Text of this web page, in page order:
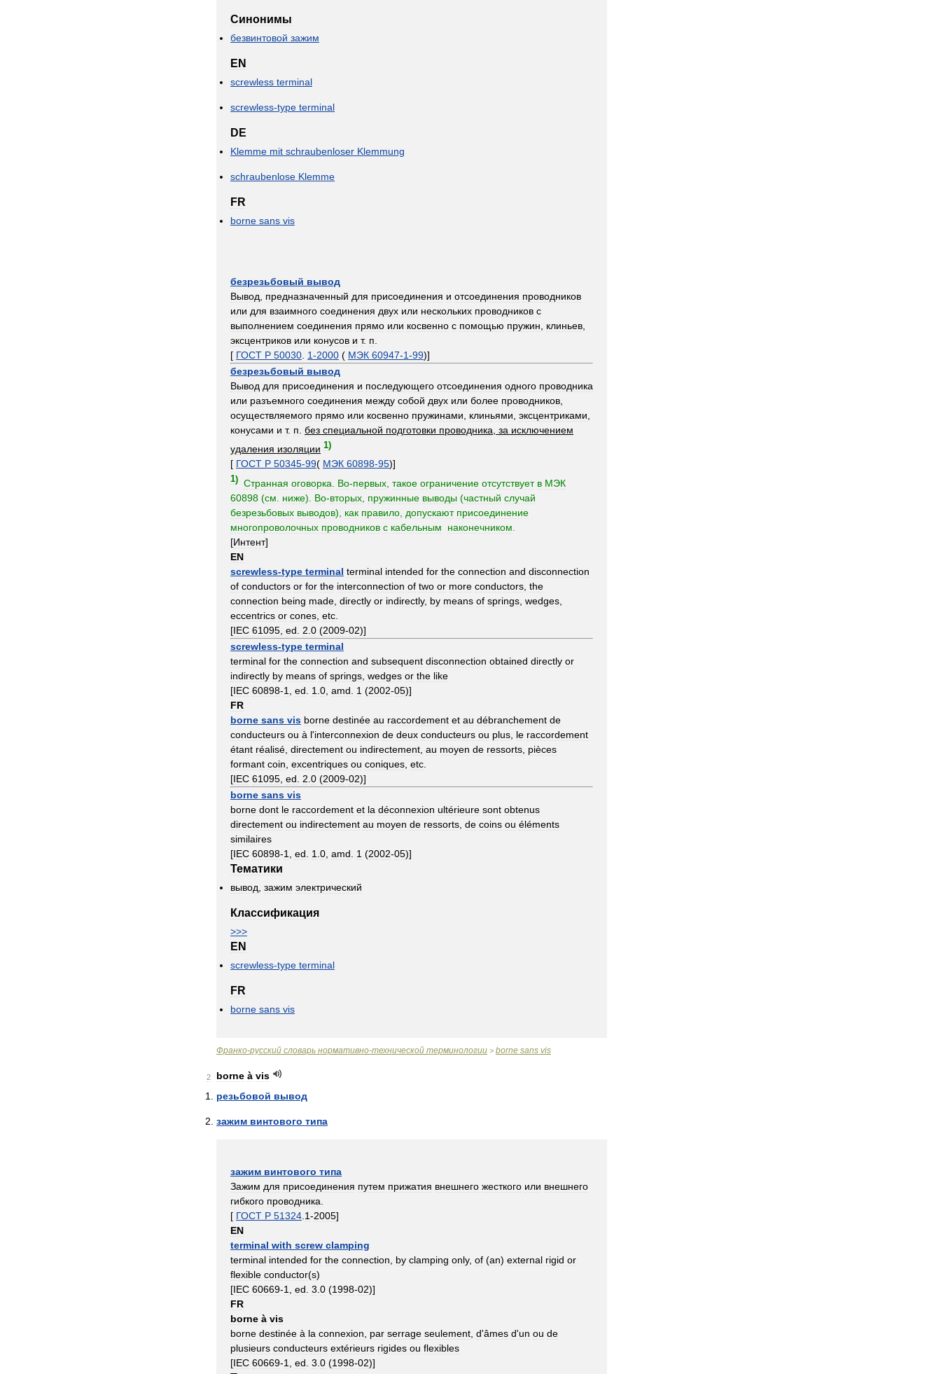
Синонимы
безвинтовой зажим
EN
screwless terminal
screwless-type terminal
DE
Klemme mit schraubenloser Klemmung
schraubenlose Klemme
FR
borne sans vis
безрезьбовый вывод
Вывод
предназначенный для присоединения и отсоединения проводников
или для взаимного соединения двух или нескольких проводников с
выполнением соединения прямо или косвенно с помощью пружин клиньев
эксцентриков или конусов и т. п
[ ГОСТ Р 50030 1-2000 ( МЭК 60947-1-99)]
безрезьбовый вывод
Вывод для присоединения и последующего отсоединения одного проводника
или разъемного соединения между собой двух или более проводников
осуществляемого прямо или косвенно пружинами клиньями эксцентриками
конусами и т. п без специальной подготовки проводника за исключением
удаления изоляции 1)
[ ГОСТ Р 50345-99( МЭК 60898-95)]
1) Странная оговорка Во-первых такое ограничение отсутствует в МЭК
60898 (см ниже). Во-вторых пружинные выводы (частный случай
безрезьбовых выводов), как правило допускают присоединение
многопроволочных проводников с кабельным наконечником
[Интент]
EN
screwless-type terminal terminal intended for the connection and disconnection
of conductors or for the interconnection of two or more conductors the
connection being made directly or indirectly, by means of springs wedges
eccentrics or cones etc
[IEC 61095 ed 2 0 (2009-02)]
screwless-type terminal
terminal for the connection and subsequent disconnection obtained directly or
indirectly by means of springs wedges or the like
[IEC 60898-1 ed 1 0 amd 1 (2002-05)]
FR
borne sans vis borne destinée au raccordement et au débranchement de
conducteurs ou à l'interconnexion de deux conducteurs ou plus le raccordement
étant réalisé directement ou indirectement au moyen de ressorts pièces
formant coin excentriques ou coniques etc
[IEC 61095 ed 2 0 (2009-02)]
borne sans vis
borne dont le raccordement et la déconnexion ultérieure sont obtenus
directement ou indirectement au moyen de ressorts de coins ou éléments
similaires
[IEC 60898-1 ed 1 0 amd 1 (2002-05)]
Тематики
вывод зажим электрический
Классификация
>>>
EN
screwless-type terminal
FR
borne sans vis
Франко-русский словарь нормативно-технической терминологии > borne sans vis
2 borne à vis
резьбовой вывод
зажим винтового типа
зажим винтового типа
Зажим для присоединения путем прижатия внешнего жесткого или внешнего
гибкого проводника
[ ГОСТ Р 51324 1-2005]
EN
terminal with screw clamping
terminal intended for the connection by clamping only, of (an) external rigid or
flexible conductor(s)
[IEC 60669-1 ed 3 0 (1998-02)]
FR
borne à vis
borne destinée à la connexion par serrage seulement d'âmes d'un ou de
plusieurs conducteurs extérieurs rigides ou flexibles
[IEC 60669-1 ed 3 0 (1998-02)]